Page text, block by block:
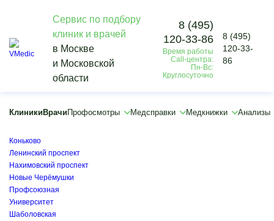
Сервис по подбору
клиник и врачей
в Москве
и Московской
области
8 (495)
120-33-86
Время работы
Call-центра:
Пн-Вс:
Круглосуточно
8 (495)
120-33-
86
Клиники Врачи Профосмотры Медсправки Медкнижки Анализы
Vmedic
Врачи
Врач-сурдолог
Беляево
Коньково
Ленинский проспект
Нахимовский проспект
Новые Черёмушки
Профсоюзная
Университет
Шаболовская